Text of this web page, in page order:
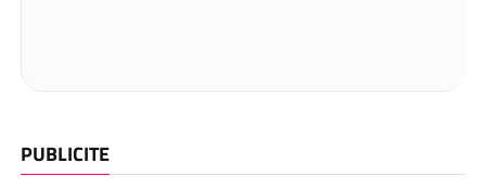
PUBLICITE